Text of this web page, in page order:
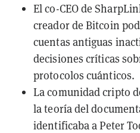
El co-CEO de
creador de Bitcoin
cuentas antiguas
decisiones críticas
protocolos cuánticos.
La comunidad cripto
la teoría del
identificaba a Peter